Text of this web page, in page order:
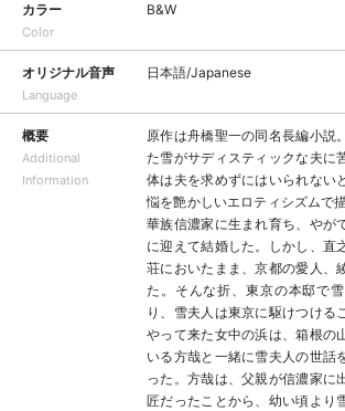
カラー
Color
B&W
オリジナル音声
Language
日本語/Japanese
概要
Additional
Information
原作は舟橋聖一の同名長編小説
た雪がサディスティックな夫に
体は夫を求めずにはいられない
悩を艶かしいエロティシズムで
華族信濃家に生まれ育ち、やが
に迎えて結婚した。しかし、直
荘においたまま、京都の愛人、
た。そんな折、東京の本邸で
り、雪夫人は東京に駆けつける
やって来た女中の浜は、箱根の
いる方哉と一緒に雪夫人の世話
った。方哉は、父親が信濃家に
匠だったことから、幼い頃より